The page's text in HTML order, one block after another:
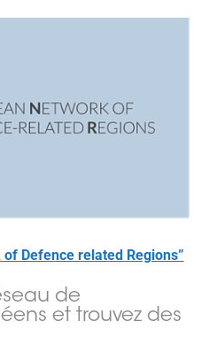
of Defence related Regions”
de
et trouvez des